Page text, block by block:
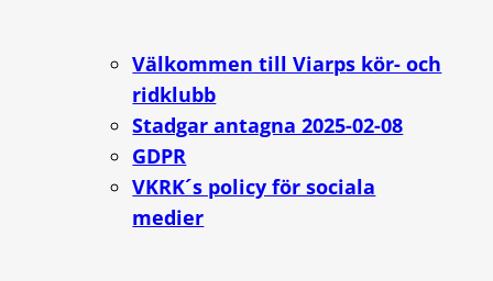
Välkommen till Viarps kör- och
ridklubb
Stadgar antagna 2025-02-08
GDPR
VKRK´s policy för sociala
medier